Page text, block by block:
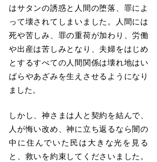
はサタンの誘惑と人間の堕落、罪によ
って壊されてしまいました。人間には
死や苦しみ、罪の重荷が加わり、労働
や出産は苦しみとなり、夫婦をはじめ
とするすべての人間関係は壊れ地はい
ばらやあざみを生えさせるようになり
ました。
しかし、神さまは人と契約を結んで、
人が悔い改め、神に立ち返るなら闇の
中に住んでいた民は大きな光を見る
と、救いを約束してくださいました。